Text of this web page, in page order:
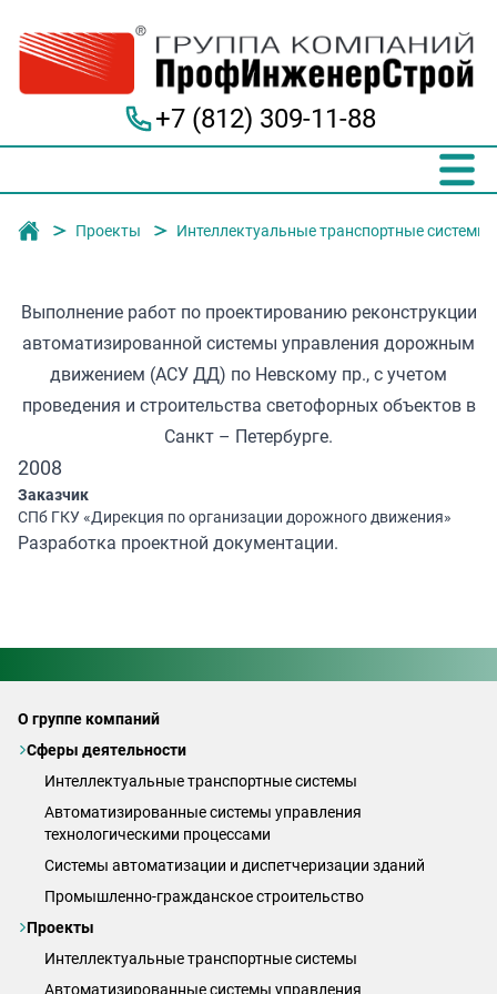
+7 (812) 309-11-88
Группа компаний "ПрофИнженерСтрой"
Проекты Интеллектуальные транспортные системы
Выполнение работ по проектированию реконструкции
автоматизированной системы управления дорожным
движением (АСУ ДД) по Невскому пр., с учетом
проведения и строительства светофорных объектов в
Санкт – Петербурге.
2008
Заказчик
СПб ГКУ «Дирекция по организации дорожного движения»
Разработка проектной документации.
О группе компаний
Сферы деятельности
Интеллектуальные транспортные системы
Автоматизированные системы управления
технологическими процессами
Системы автоматизации и диспетчеризации зданий
Промышленно-гражданское строительство
Проекты
Интеллектуальные транспортные системы
Автоматизированные системы управления